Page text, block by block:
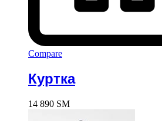
Compare
Куртка
14 890 ЅМ